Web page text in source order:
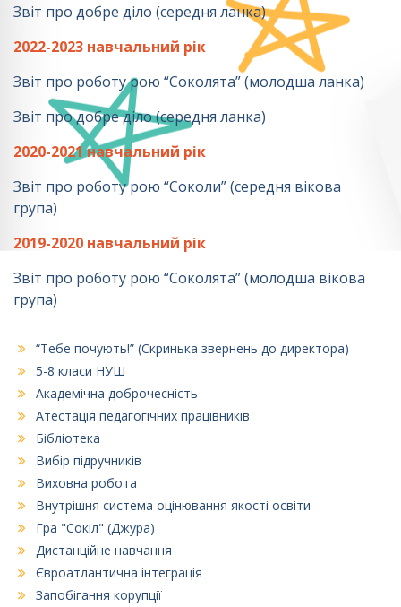
Звіт про добре діло (середня ланка)
2022-2023 навчальний рік
Звіт про роботу рою “Соколята” (молодша ланка)
Звіт про добре діло (середня ланка)
2020-2021 навчальний рік
Звіт про роботу рою “Соколи” (середня вікова
група)
2019-2020 навчальний рік
Звіт про роботу рою “Соколята” (молодша вікова
група)
“Тебе почують!” (Скринька звернень до директора)
5-8 класи НУШ
Академічна доброчесність
Атестація педагогічних працівників
Бібліотека
Вибір підручників
Виховна робота
Внутрішня система оцінювання якості освіти
Гра "Сокіл" (Джура)
Дистанційне навчання
Євроатлантична інтеграція
Запобігання корупції